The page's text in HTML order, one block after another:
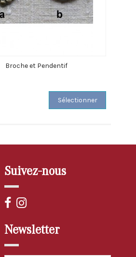
Broche et Pendentif
Sélectionner
Suivez-nous
Newsletter